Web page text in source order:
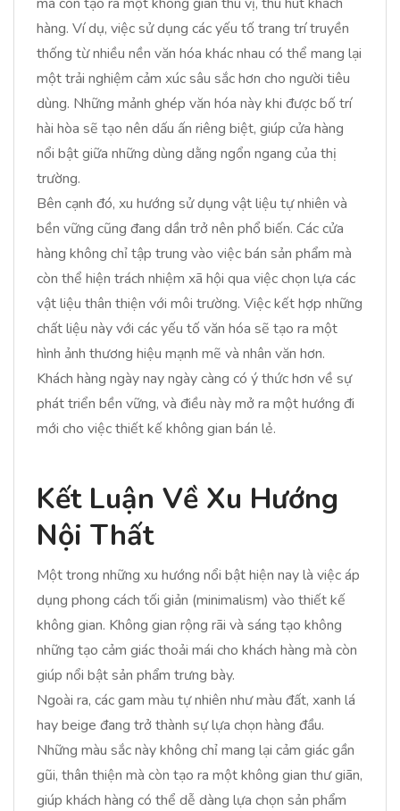
hàng. Ví dụ, việc sử dụng các yếu tố trang trí truyền
thống từ nhiều nền văn hóa khác nhau có thể mang lại
một trải nghiệm cảm xúc sâu sắc hơn cho người tiêu
dùng. Những mảnh ghép văn hóa này khi được bố trí
hài hòa sẽ tạo nên dấu ấn riêng biệt, giúp cửa hàng
nổi bật giữa những dùng dằng ngổn ngang của thị
trường.
Bên cạnh đó, xu hướng sử dụng vật liệu tự nhiên và
bền vững cũng đang dần trở nên phổ biến. Các cửa
hàng không chỉ tập trung vào việc bán sản phẩm mà
còn thể hiện trách nhiệm xã hội qua việc chọn lựa các
vật liệu thân thiện với môi trường. Việc kết hợp những
chất liệu này với các yếu tố văn hóa sẽ tạo ra một
hình ảnh thương hiệu mạnh mẽ và nhân văn hơn.
Khách hàng ngày nay ngày càng có ý thức hơn về sự
phát triển bền vững, và điều này mở ra một hướng đi
mới cho việc thiết kế không gian bán lẻ.
Kết Luận Về Xu Hướng
Nội Thất
Một trong những xu hướng nổi bật hiện nay là việc áp
dụng phong cách tối giản (minimalism) vào thiết kế
không gian. Không gian rộng rãi và sáng tạo không
những tạo cảm giác thoải mái cho khách hàng mà còn
giúp nổi bật sản phẩm trưng bày.
Ngoài ra, các gam màu tự nhiên như màu đất, xanh lá
hay beige đang trở thành sự lựa chọn hàng đầu.
Những màu sắc này không chỉ mang lại cảm giác gần
gũi, thân thiện mà còn tạo ra một không gian thư giãn,
giúp khách hàng có thể dễ dàng lựa chọn sản phẩm